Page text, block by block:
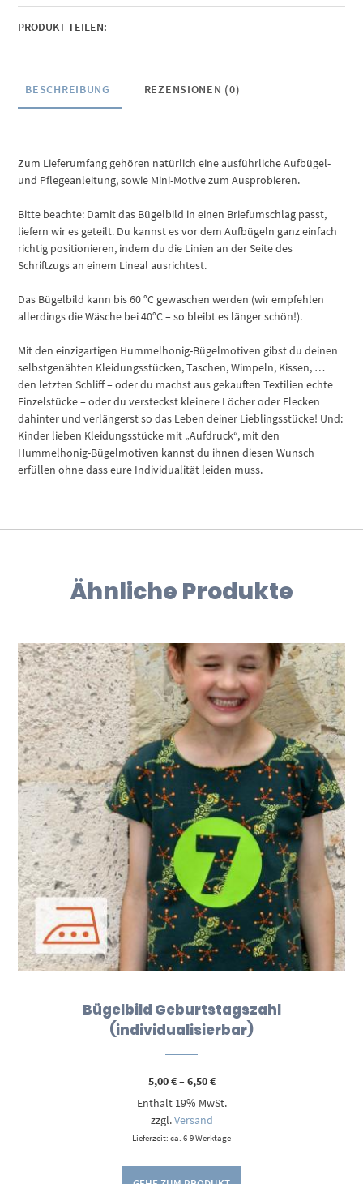
PRODUKT TEILEN:
BESCHREIBUNG REZENSIONEN (0)
Zum Lieferumfang gehören natürlich eine ausführliche Aufbügel-
und Pflegeanleitung, sowie Mini-Motive zum Ausprobieren.
Bitte beachte: Damit das Bügelbild in einen Briefumschlag passt,
liefern wir es geteilt. Du kannst es vor dem Aufbügeln ganz einfach
richtig positionieren, indem du die Linien an der Seite des
Schriftzugs an einem Lineal ausrichtest.
Das Bügelbild kann bis 60 °C gewaschen werden (wir empfehlen
allerdings die Wäsche bei 40°C – so bleibt es länger schön!).
Mit den einzigartigen Hummelhonig-Bügelmotiven gibst du deinen
selbstgenähten Kleidungsstücken, Taschen, Wimpeln, Kissen, …
den letzten Schliff – oder du machst aus gekauften Textilien echte
Einzelstücke – oder du versteckst kleinere Löcher oder Flecken
dahinter und verlängerst so das Leben deiner Lieblingsstücke! Und:
Kinder lieben Kleidungsstücke mit „Aufdruck“, mit den
Hummelhonig-Bügelmotiven kannst du ihnen diesen Wunsch
erfüllen ohne dass eure Individualität leiden muss.
Ähnliche Produkte
Bügelbild Geburtstagszahl
(individualisierbar)
5,00€–6,50€Preisspanne:
bis
Enthält 19% MwSt.
zzgl.Versand
Lieferzeit: ca. 6-9 Werktage